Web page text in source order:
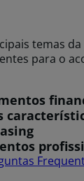
temas da
para o